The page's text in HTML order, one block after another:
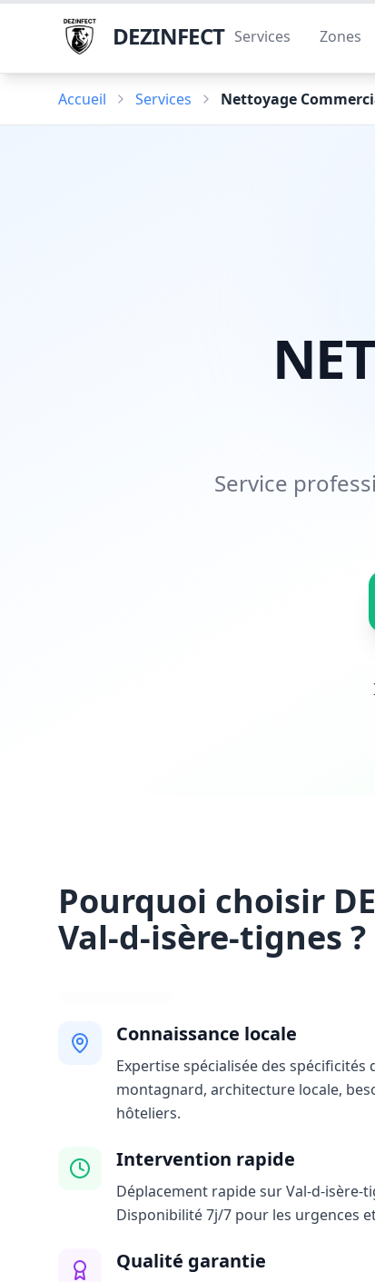
DEZINFECT Services Zones
Accueil Services Nettoyage
Service
Pourquoi choisir
Val-d-isère-tignes ?
Connaissance locale
Expertise spécialisée des spécificités
montagnard, architecture locale,
hôteliers.
Intervention rapide
Déplacement rapide sur Val-d-isère-
Disponibilité 7j/7 pour les urgences
Qualité garantie